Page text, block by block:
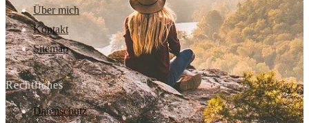
Über mich
Kontakt
Sitemap
Rechtliches
Datenschutz